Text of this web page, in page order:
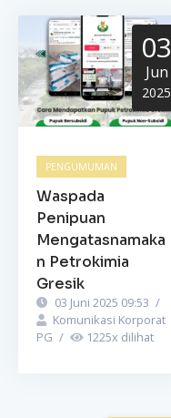
03
Jun
2025
PENGUMUMAN
Waspada
Penipuan
Mengatasnamaka
n Petrokimia
Gresik
03 Juni 2025 09:53 /
Komunikasi Korporat
PG / 1225x dilihat